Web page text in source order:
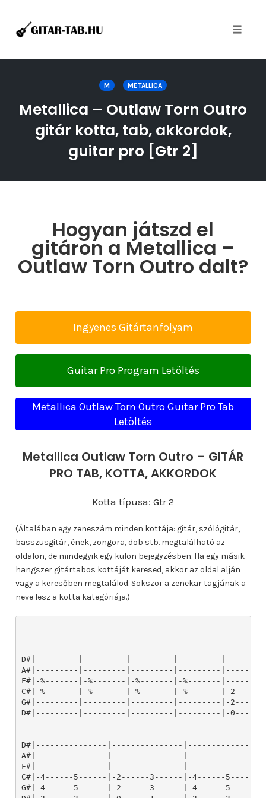
M METALLICA
Metallica – Outlaw Torn Outro
gitár kotta, tab, akkordok,
guitar pro [Gtr 2]
Hogyan játszd el
gitáron a Metallica –
Outlaw Torn Outro dalt?
Ingyenes Gitártanfolyam
Guitar Pro Program Letöltés
Metallica Outlaw Torn Outro Guitar Pro Tab
Letöltés
Metallica Outlaw Torn Outro – GITÁR
PRO TAB, KOTTA, AKKORDOK
Kotta típusa: Gtr 2
(Általában egy zeneszám minden kottája: gitár, szólógitár,
basszusgitár, ének, zongora, dob stb. megtalálható az
oldalon, de mindegyik egy külön bejegyzésben. Ha egy másik
hangszer gitártabos kottáját keresed, akkor az oldal alján
vagy a keresőben megtalálod. Sokszor a zenekar tagjának a
neve lesz a kotta kategóriája.)
D#|---------|---------|---------|---------
A#|---------|---------|---------|---------
F#|-%-------|-%-------|-%-------|-%-------
C#|-%-------|-%-------|-%-------|-%-------|-
G#|---------|---------|---------|---------|-2------
D#|---------|---------|---------|---------|-0------
D#|---------------|---------------
A#|---------------|---------------
F#|---------------|---------------
C#|-4------5------|-2------3------|-4------
G#|-4------5------|-2------3------|-4------